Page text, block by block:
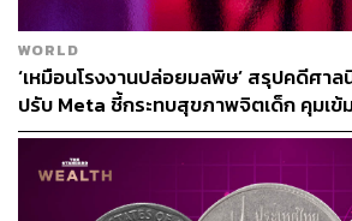
ภาพ: Kevin Lamarque / Reuters,
ShutterStock
ฉนวนกาซา (Gaza Strip)
United
Trump 2.0
WORLD
‘เหมือนโรงงานปล่อยมลพิษ’ สรุปคดีศาล
ปรับ Meta ชี้กระทบสุขภาพจิตเด็ก คุมเ